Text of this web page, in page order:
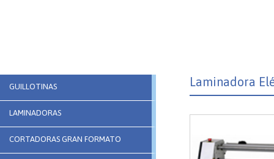
GUILLOTINAS
LAMINADORAS
CORTADORAS GRAN FORMATO
Laminadora